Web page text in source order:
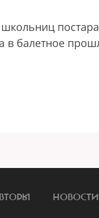
в балетное
НОВОСТИ